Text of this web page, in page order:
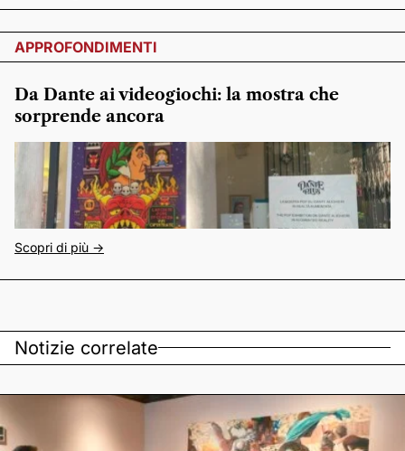
APPROFONDIMENTI
Da Dante ai videogiochi: la mostra che
sorprende ancora
Scopri di più ->
Notizie correlate